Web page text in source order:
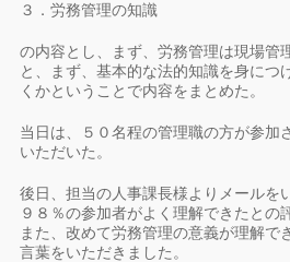
３．労務管理の知識
の内容とし、まず、労務管理は現場管
と、まず、基本的な法的知識を身につ
くかということで内容をまとめた。
当日は、５０名程の管理職の方が参加
いただいた。
後日、担当の人事課長様よりメールを
９８％の参加者がよく理解できたとの
また、改めて労務管理の意義が理解で
言葉をいただきました。